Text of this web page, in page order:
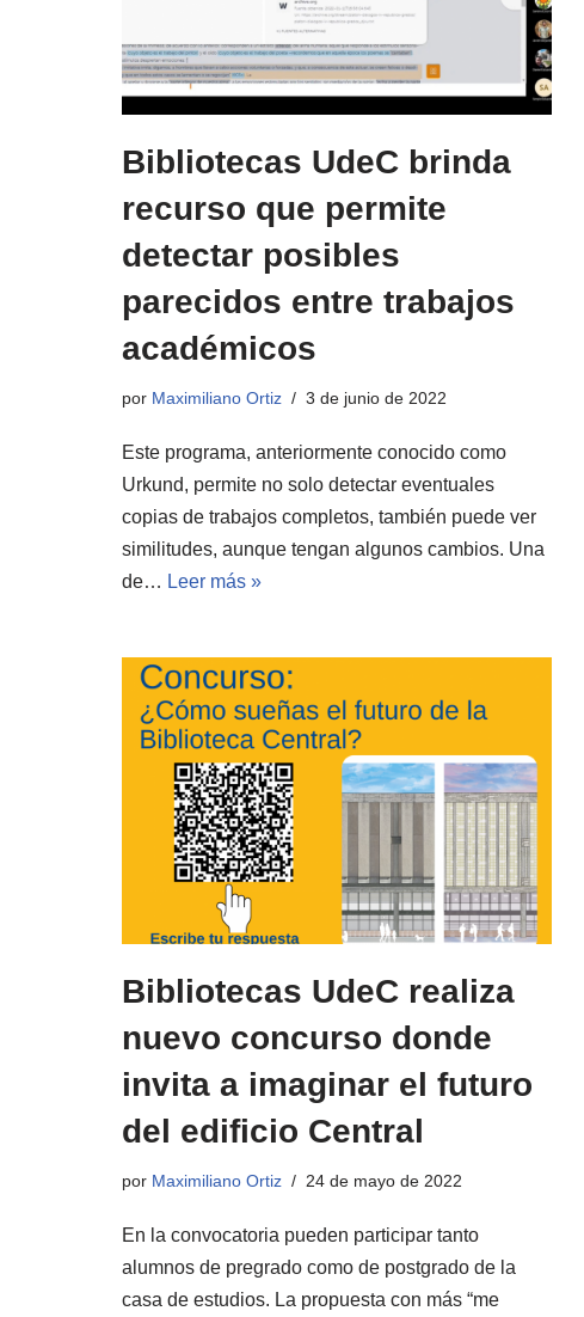
Bibliotecas UdeC brinda
recurso que permite
detectar posibles
parecidos entre trabajos
académicos
por Maximiliano Ortiz 3 de junio de 2022
Este programa, anteriormente conocido como
Urkund, permite no solo detectar eventuales
copias de trabajos completos, también puede ver
similitudes, aunque tengan algunos cambios. Una
de… Leer más »
Bibliotecas UdeC realiza
nuevo concurso donde
invita a imaginar el futuro
del edificio Central
por Maximiliano Ortiz 24 de mayo de 2022
En la convocatoria pueden participar tanto
alumnos de pregrado como de postgrado de la
casa de estudios. La propuesta con más “me